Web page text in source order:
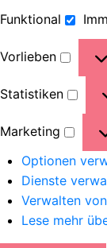
Funktional
Vorlieben
Statistiken
Marketing
Optionen
Dienste
Verwalten
Lese mehr